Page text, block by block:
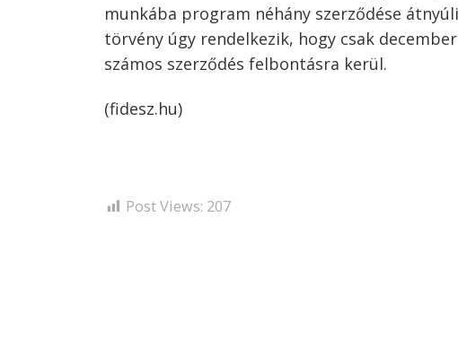
munkába program néhány szerződése
törvény úgy rendelkezik, hogy csak
számos szerződés felbontásra kerül.
(fidesz.hu)
Post Views: 207